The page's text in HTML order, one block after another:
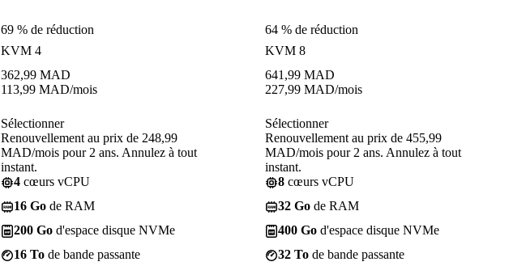
69 % de réduction
KVM 4
362,99 MAD
113,99 MAD/mois
Sélectionner
Renouvellement au prix de 248,99
MAD/mois pour 2 ans. Annulez à tout
instant.
4 cœurs vCPU
16 Go de RAM
200 Go d'espace disque NVMe
16 To de bande passante
64 % de réduction
KVM 8
641,99 MAD
227,99 MAD/mois
Sélectionner
Renouvellement au prix de 455,99
MAD/mois pour 2 ans. Annulez à tout
instant.
8 cœurs vCPU
32 Go de RAM
400 Go d'espace disque NVMe
32 To de bande passante